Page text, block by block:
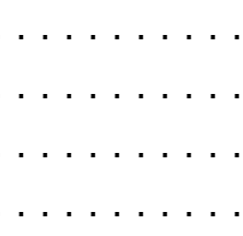
. . . . . . . . .
. . . . . . . . .
. . . . . . . . .
. . . . . . . . .